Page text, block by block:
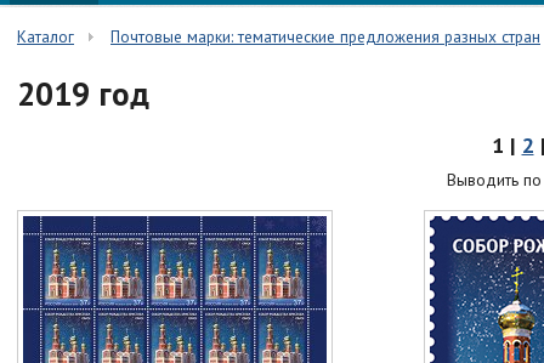
Каталог Почтовые марки: тематические предложения разных стран
2019 год
1 | 2
Выводить